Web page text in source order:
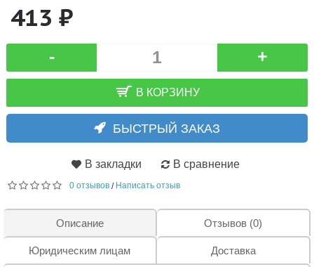
413 ₽
- +
В КОРЗИНУ
БЫСТРЫЙ ЗАКАЗ
В закладки В сравнение
0 отзывов / Написать отзыв
Описание Отзывов (0)
Юридическим лицам Доставка